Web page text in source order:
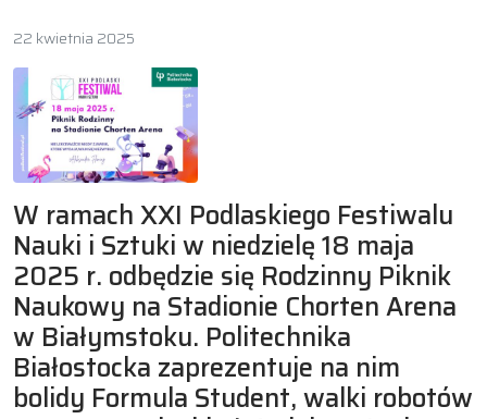
22 kwietnia 2025
W ramach XXI Podlaskiego Festiwalu
Nauki i Sztuki w niedzielę 18 maja
2025 r. odbędzie się Rodzinny Piknik
Naukowy na Stadionie Chorten Arena
w Białymstoku. Politechnika
Białostocka zaprezentuje na nim
bolidy Formula Student, walki robotów